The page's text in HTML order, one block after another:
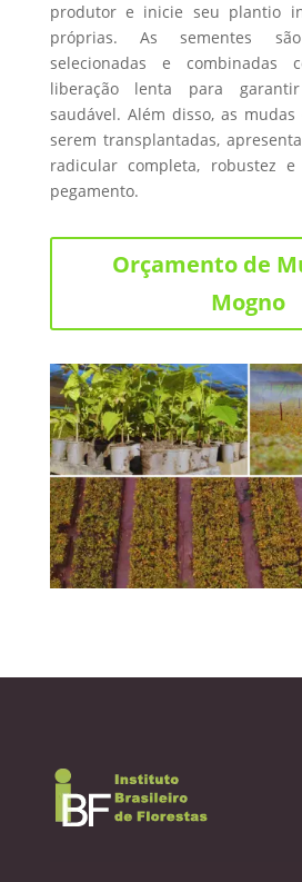
produtor e inicie seu plantio
próprias. As sementes são
selecionadas e combinadas
liberação lenta para
saudável. Além disso, as
serem transplantadas,
radicular completa, robustez
pegamento.
Orçamento de
Mogno